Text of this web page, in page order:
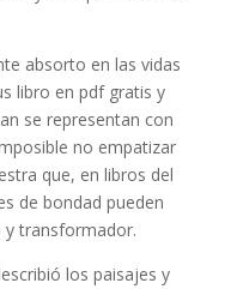
absorto en las vidas
libro en pdf gratis y
se representan con
no empatizar
que, en libros del
de bondad pueden
transformador.
los paisajes y